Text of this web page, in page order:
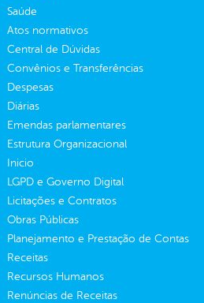
Saúde
Atos normativos
Central de Dúvidas
Convênios e Transferências
Despesas
Diárias
Emendas parlamentares
Estrutura Organizacional
Inicio
LGPD e Governo Digital
Licitações e Contratos
Obras Públicas
Planejamento e Prestação de Contas
Receitas
Recursos Humanos
Renúncias de Receitas